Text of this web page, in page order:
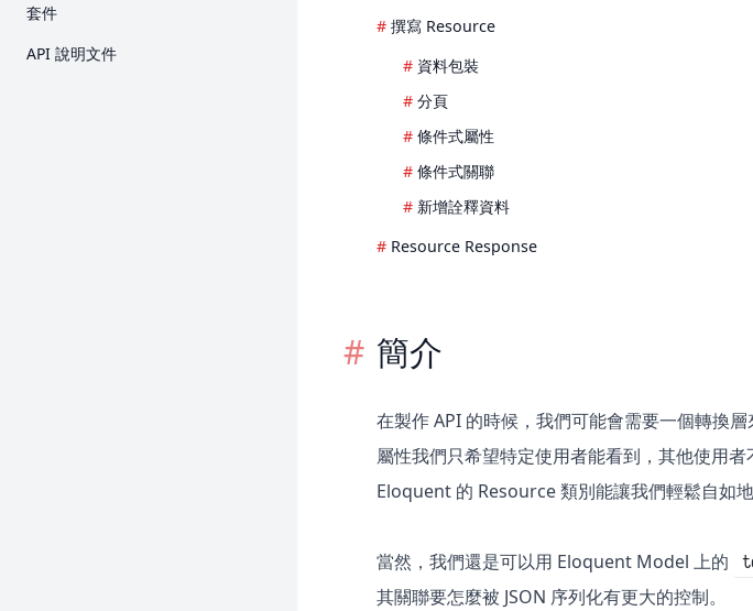
日誌
套件開發
Processes
套件
Breeze
API 說明文件
撰寫 Resource
資料包裝
分頁
條件式屬性
條件式關聯
新增詮釋資料
Resource Response
簡介
在製作 API 的時候，我們可能會需要一個轉換
屬性我們只希望特定使用者能看到，其他使用
Eloquent 的 Resource 類別能讓我們輕鬆自如
當然，我們還是可以用 Eloquent Model 上的
其關聯要怎麼被 JSON 序列化有更大的控制。